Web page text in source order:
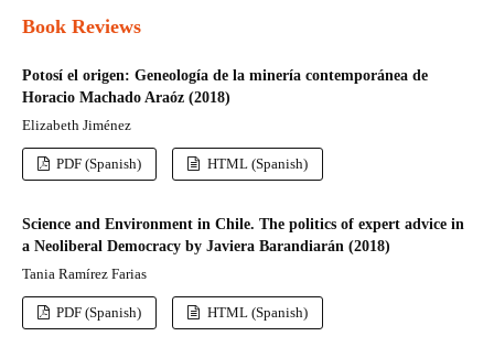
Book Reviews
Potosí el origen: Geneología de la minería contemporánea de
Horacio Machado Araóz (2018)
Elizabeth Jiménez
PDF (Spanish) HTML (Spanish)
Science and Environment in Chile. The politics of expert advice in
a Neoliberal Democracy by Javiera Barandiarán (2018)
Tania Ramírez Farias
PDF (Spanish) HTML (Spanish)